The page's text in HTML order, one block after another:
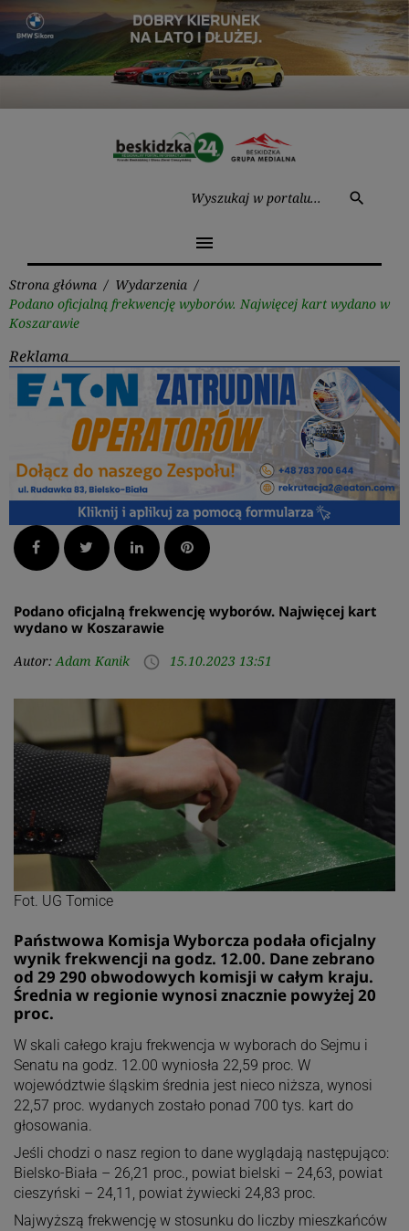
Przejdź
treści
search
menu
Strona główna / Wydarzenia /
Podano oficjalną frekwencję wyborów. Najwięcej kart wydano w
Koszarawie
Reklama
Facebook Twitter LinkedInPinterest
Podano oficjalną frekwencję wyborów. Najwięcej kart
wydano w Koszarawie
Autor: Adam Kanik access_time 15.10.2023 13:51
Fot. UG Tomice
Państwowa Komisja Wyborcza podała oficjalny
wynik frekwencji na godz. 12.00. Dane zebrano
od 29 290 obwodowych komisji w całym kraju.
Średnia w regionie wynosi znacznie powyżej 20
proc.
W skali całego kraju frekwencja w wyborach do Sejmu i
Senatu na godz. 12.00 wyniosła 22,59 proc. W
województwie śląskim średnia jest nieco niższa, wynosi
22,57 proc. wydanych zostało ponad 700 tys. kart do
głosowania.
Jeśli chodzi o nasz region to dane wyglądają następująco:
Bielsko-Biała – 26,21 proc., powiat bielski – 24,63, powiat
cieszyński – 24,11, powiat żywiecki 24,83 proc.
Najwyższą frekwencję w stosunku do liczby mieszkańców